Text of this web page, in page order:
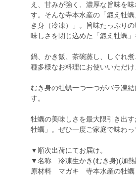
え、甘みが強く、濃厚な旨味を
す。そんな寺本水産の「鍛え牡
き身（冷凍）」。旨味たっぷり
味しさを閉じ込めた「鍛え牡蠣」
鍋、かき飯、茶碗蒸し、しぐれ
種多様なお料理にお使いいただけ
むき身の牡蠣一つ一つがバラ凍
す。
牡蠣の美味しさを最大限引き出
牡蠣」。ぜひ一度ご家庭で味わっ
▼順次出荷にてお届け。
▼名称 冷凍生かき(むき身)(加熱
原材料 マガキ 寺本水産の牡蠣